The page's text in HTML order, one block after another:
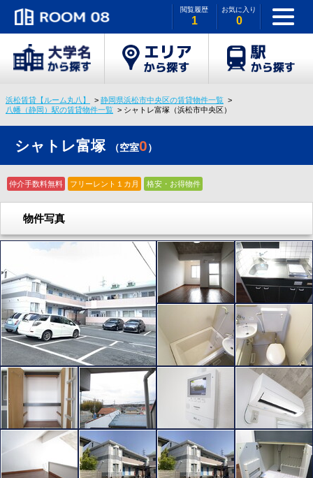
閲覧履歴
1
お気に入り
0
浜松賃貸【ルーム丸八】
静岡県浜松市中央区の賃貸物件一覧
八幡（静岡）駅の賃貸物件一覧
シャトレ富塚（浜松市中央区）
シャトレ富塚 （空室0）
仲介手数料無料 フリーレント１カ月 格安・お得物件
物件写真